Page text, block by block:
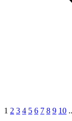
1 2 3 4 5 6 7 8 9 10